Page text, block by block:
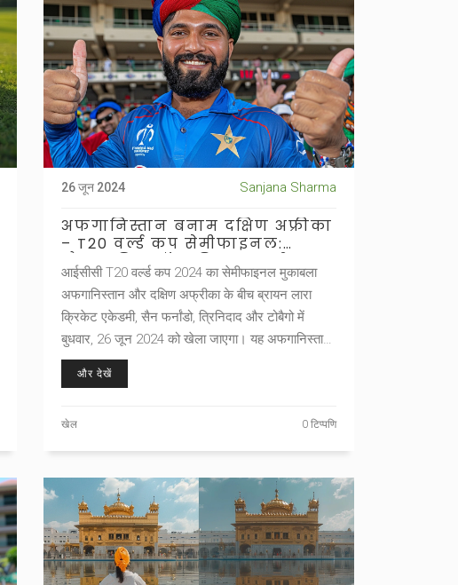
26 जून 2024 Sanjana Sharma
अफगानिस्तान बनाम दक्षिण अफ्रीका
– T20 वर्ल्ड कप सेमीफाइनल:
मौसम, पिच, टॉस की जानकारी
आईसीसी T20 वर्ल्ड कप 2024 का सेमीफाइनल मुकाबला
अफगानिस्तान और दक्षिण अफ्रीका के बीच ब्रायन लारा
क्रिकेट एकेडमी, सैन फर्नांडो, त्रिनिदाद और टोबैगो में
बुधवार, 26 जून 2024 को खेला जाएगा। यह अफगानिस्तान
का पहला ICC पुरुष वर्ल्ड कप सेमीफाइनल है, जो उनकी 14
साल की क्रिकेट यात्रा में एक महत्वपूर्ण उपलब्धि है।
और देखें
खेल 0 टिप्पणि